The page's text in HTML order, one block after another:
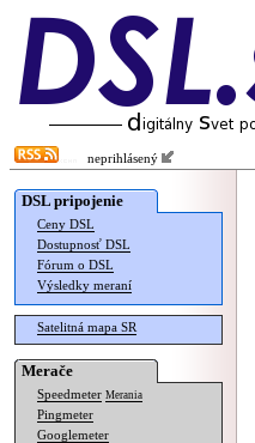
neprihlásený
DSL pripojenie
Ceny DSL
Dostupnosť DSL
Fórum o DSL
Výsledky meraní
Satelitná mapa SR
Merače
Speedmeter Merania
Pingmeter
Googlemeter